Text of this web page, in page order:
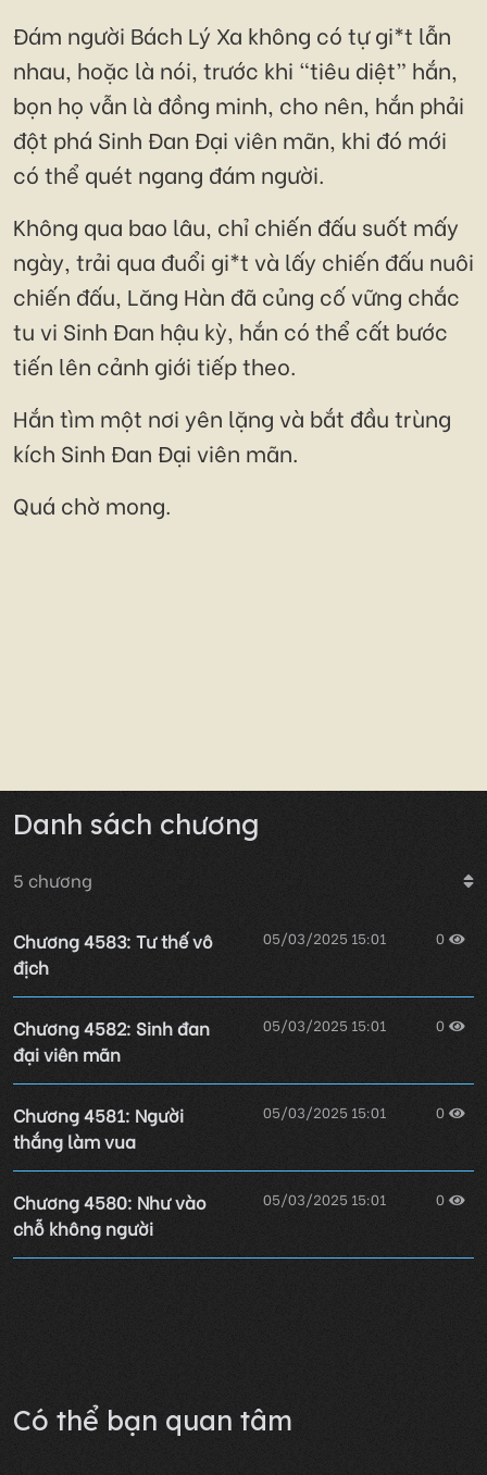
Đám người Bách Lý Xa không có tự gi*t lẫn
nhau, hoặc là nói, trước khi “tiêu diệt” hắn,
bọn họ vẫn là đồng minh, cho nên, hắn phải
đột phá Sinh Đan Đại viên mãn, khi đó mới
có thể quét ngang đám người.
Không qua bao lâu, chỉ chiến đấu suốt mấy
ngày, trải qua đuổi gi*t và lấy chiến đấu nuôi
chiến đấu, Lăng Hàn đã củng cố vững chắc
tu vi Sinh Đan hậu kỳ, hắn có thể cất bước
tiến lên cảnh giới tiếp theo.
Hắn tìm một nơi yên lặng và bắt đầu trùng
kích Sinh Đan Đại viên mãn.
Quá chờ mong.
Danh sách chương
5 chương
Chương 4583: Tư thế vô
địch
05/03/2025 15:01 0
Chương 4582: Sinh đan
đại viên mãn
05/03/2025 15:01 0
Chương 4581: Người
thắng làm vua
05/03/2025 15:01 0
Chương 4580: Như vào
chỗ không người
05/03/2025 15:01 0
Có thể bạn quan tâm